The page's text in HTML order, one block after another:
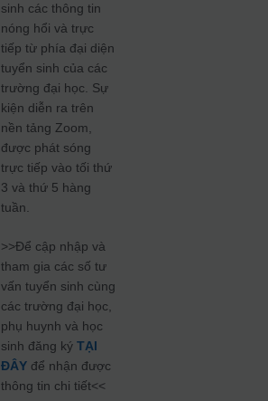
sinh các thông tin
nóng hổi và trực
tiếp từ phía đại diện
tuyển sinh của các
trường đại học. Sự
kiện diễn ra trên
nền tảng Zoom,
được phát sóng
trực tiếp vào tối thứ
3 và thứ 5 hàng
tuần.
>>Để cập nhập và
tham gia các số tư
vấn tuyển sinh cùng
các trường đại học,
phụ huynh và học
sinh đăng kýTẠI
ĐÂY để nhận được
thông tin chi tiết<<